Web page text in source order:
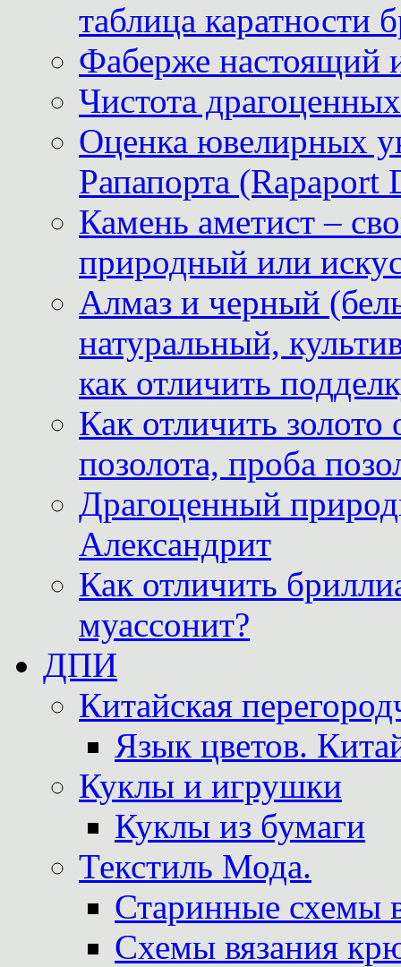
таблица каратности
Фаберже настоящий
Чистота
Оценка ювелирных
Рапапорта (Rapaport
Камень аметист –
природный или
Алмаз и черный
натуральный,
как отличить
Как отличить
позолота, проба
Драгоценный
Александрит
Как отличить
муассонит?
ДПИ
Китайская
Язык цветов.
Куклы и игрушки
Куклы из бумаги
Текстиль Мода.
Старинные схемы
Схемы вязания